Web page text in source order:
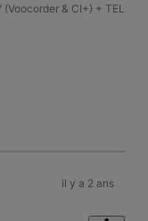
& CI+) + TEL
il y a 2 ans